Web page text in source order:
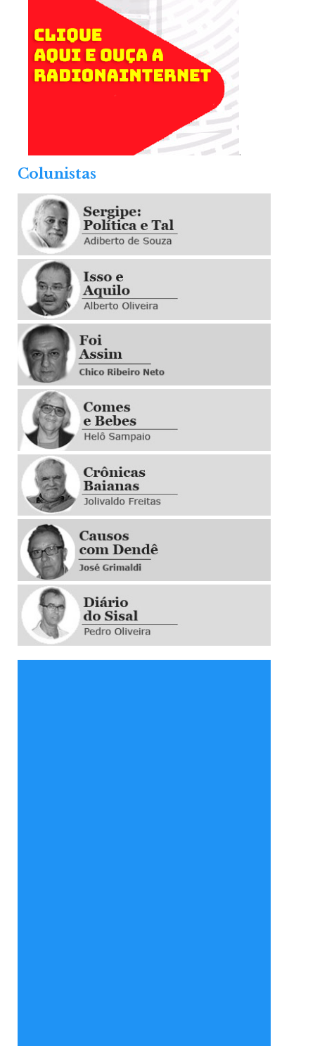
.
Colunistas